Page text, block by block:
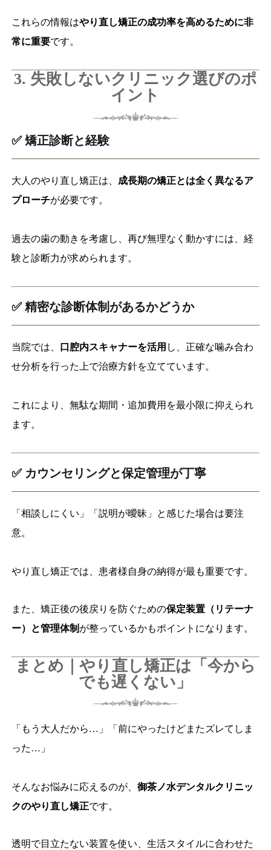
これらの情報はやり直し矯正の成功率を高めるために非
常に重要です。
3. 失敗しないクリニック選びのポ
イント
✅ 矯正診断と経験
大人のやり直し矯正は、 成長期の矯正とは全く異なるア
プローチが必要です。
過去の歯の動きを考慮し、再び無理なく動かすには、経
験と診断力が求められます。
✅ 精密な診断体制があるかどうか
当院では、 口腔内スキャナーを活用 し、正確な噛み合わ
せ分析を行った上で治療方針を立てています。
これにより、無駄な期間・追加費用を最小限に抑えられ
ます。
✅ カウンセリングと保定管理が丁寧
「相談しにくい」「説明が曖昧」と感じた場合は要注
意。
やり直し矯正では、患者様自身の納得が最も重要です。
また、矯正後の後戻りを防ぐための保定装置（リテーナ
ー）と管理体制 が整っているかもポイントになります。
まとめ｜やり直し矯正は「今から
でも遅くない」
「もう大人だから…」「前にやったけどまたズレてしま
った…」
そんなお悩みに応えるのが、 御茶ノ水デンタルクリニッ
クのやり直し矯正です。
透明で目立たない装置を使い、生活スタイルに合わせた